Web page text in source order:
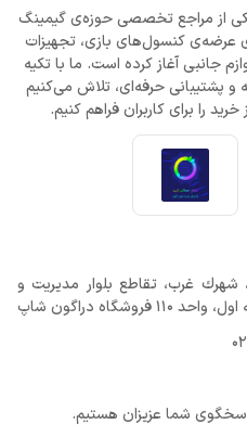
1396 به‌عنوان یکی از مراجع تخصصی حوزه‌ی گیمینگ
عرضه‌ی کنسول‌های بازی، تجهیزات
جانبی آغاز کرده است. ما با تکیه
و پشتیبانی حرفه‌ای، تلاش می‌کنیم
را برای کاربران فراهم کنیم.
غرب، تقاطع بلوار مدیریت و
دراگون شاپ